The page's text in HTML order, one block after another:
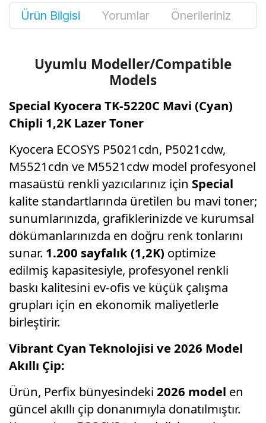
Ürün Bilgisi Yorumlar Önerileriniz
Uyumlu Modeller/Compatible
Models
Special Kyocera TK-5220C Mavi (Cyan)
Chipli 1,2K Lazer Toner
Kyocera ECOSYS P5021cdn, P5021cdw,
M5521cdn ve M5521cdw model profesyonel
masaüstü renkli yazıcılarınız için Special
kalite standartlarında üretilen bu mavi toner;
sunumlarınızda, grafiklerinizde ve kurumsal
dökümanlarınızda en doğru renk tonlarını
sunar. 1.200 sayfalık (1,2K) optimize
edilmiş kapasitesiyle, profesyonel renkli
baskı kalitesini ev-ofis ve küçük çalışma
grupları için en ekonomik maliyetlerle
birleştirir.
Vibrant Cyan Teknolojisi ve 2026 Model
Akıllı Çip:
Ürün, Perfix bünyesindeki 2026 model en
güncel akıllı çip donanımıyla donatılmıştır.